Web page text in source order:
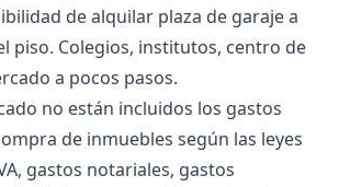
de alquilar plaza de garaje a
piso. Colegios, institutos, centro de
a pocos pasos.
no están incluidos los gastos
de inmuebles según las leyes
gastos notariales, gastos